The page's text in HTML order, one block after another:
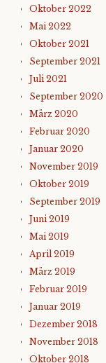
Oktober 2022
Mai 2022
Oktober 2021
September 2021
Juli 2021
September 2020
März 2020
Februar 2020
Januar 2020
November 2019
Oktober 2019
September 2019
Juni 2019
Mai 2019
April 2019
März 2019
Februar 2019
Januar 2019
Dezember 2018
November 2018
Oktober 2018